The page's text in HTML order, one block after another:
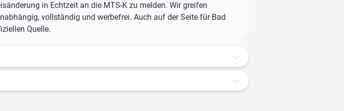
in Echtzeit an die MTS-K zu melden. Wir greifen
vollständig und werbefrei. Auch auf der Seite für Bad
Quelle.